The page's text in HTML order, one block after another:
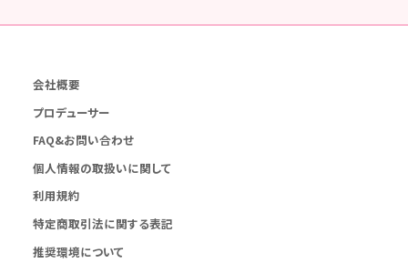
会社概要
プロデューサー
FAQ&お問い合わせ
個人情報の取扱いに関して
利用規約
特定商取引法に関する表記
推奨環境について